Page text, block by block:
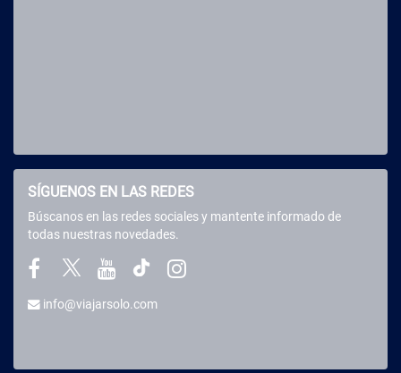
SÍGUENOS EN LAS REDES
Búscanos en las redes sociales y mantente informado de
todas nuestras novedades.
info@viajarsolo.com